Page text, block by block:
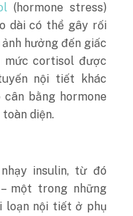
(hormone stress)
dài có thể gây rối
hưởng đến giấc
mức cortisol được
nội tiết khác
bằng hormone
diện.
insulin, từ đó
một trong những
loạn nội tiết ở phụ